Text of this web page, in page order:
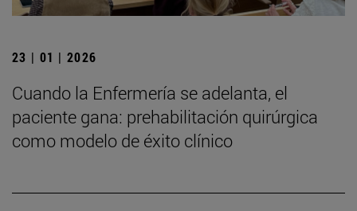
23 | 01 | 2026
Cuando la Enfermería se adelanta, el
paciente gana: prehabilitación quirúrgica
como modelo de éxito clínico